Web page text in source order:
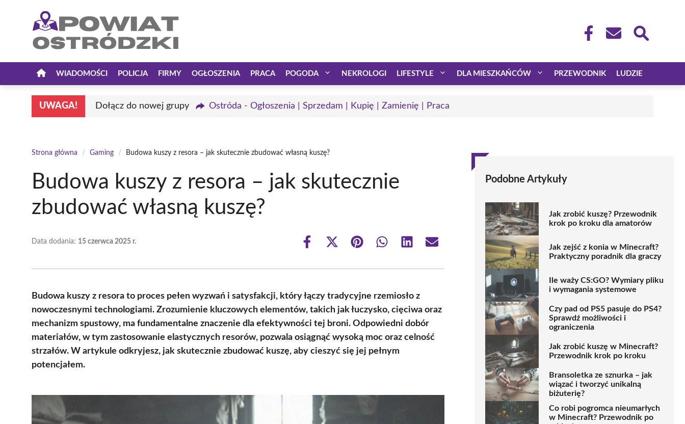
WIADOMOŚCI POLICJA FIRMY OGŁOSZENIA PRACA POGODA NEKROLOGI LIFESTYLE DLA MIESZKAŃCÓW PRZEWODNIK LUDZIE
UWAGA! Dołącz do nowej grupy Ostróda - Ogłoszenia | Sprzedam | Kupię | Zamienię | Praca
Strona główna / Gaming / Budowa kuszy z resora – jak skutecznie zbudować własną kuszę?
Budowa kuszy z resora – jak skutecznie
zbudować własną kuszę?
Data dodania: 15 czerwca 2025 r.
Share
Share
(Twitter)
Share Share Share Share
Budowa kuszy z resora to proces pełen wyzwań i satysfakcji, który łączy tradycyjne rzemiosło z
nowoczesnymi technologiami. Zrozumienie kluczowych elementów, takich jak łuczysko, cięciwa oraz
mechanizm spustowy, ma fundamentalne znaczenie dla efektywności tej broni. Odpowiedni dobór
materiałów, w tym zastosowanie elastycznych resorów, pozwala osiągnąć wysoką moc oraz celność
strzałów. W artykule odkryjesz, jak skutecznie zbudować kuszę, aby cieszyć się jej pełnym
potencjałem.
Podobne Artykuły
Jak zrobić kuszę? Przewodnik
krok po kroku dla amatorów
Jak zejść z konia w Minecraft?
Praktyczny poradnik dla graczy
Ile waży CS:GO? Wymiary pliku
i wymagania systemowe
Czy pad od PS5 pasuje do PS4?
Sprawdź możliwości i
ograniczenia
Jak zrobić kuszę w Minecraft?
Przewodnik krok po kroku
Bransoletka ze sznurka – jak
wiązać i tworzyć unikalną
biżuterię?
Co robi pogromca nieumarłych
w Minecraft? Przewodnik po